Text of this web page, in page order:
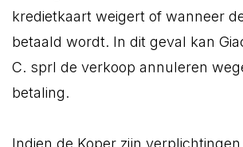
kredietkaart weigert of wanneer
betaald wordt. In dit geval kan
C. sprl de verkoop annuleren
betaling.
Indien de Koper zijn